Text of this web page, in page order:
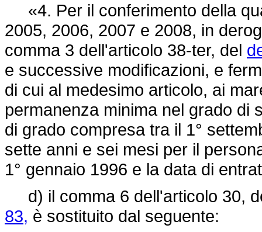
«4. Per il conferimento della
2005, 2006, 2007 e 2008, in
comma 3 dell'articolo 38-ter, del
e successive modificazioni, e
di cui al medesimo articolo, ai
permanenza minima nel grado di
di grado compresa tra il 1°
sette anni e sei mesi per il
1° gennaio 1996 e la data di
d) il comma 6 dell'articolo 30,
83, è sostituito dal seguente: